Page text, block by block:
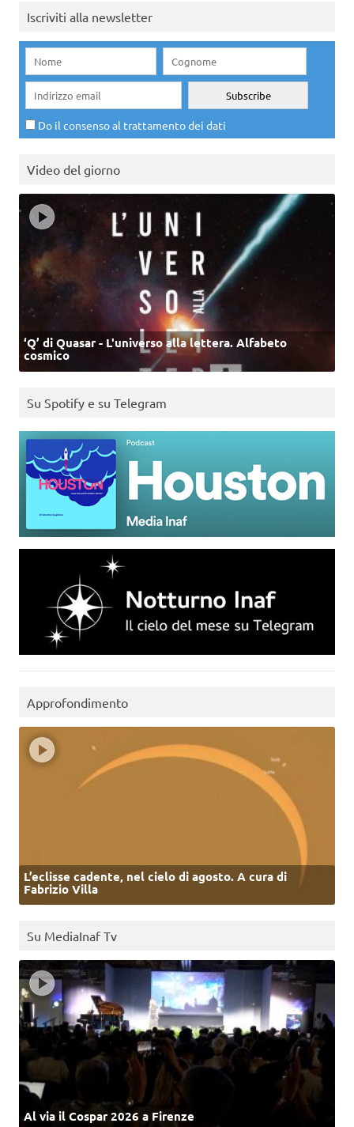
Iscriviti alla newsletter
Do il consenso al trattamento dei dati
Video del giorno
‘Q’ di Quasar - L'universo alla lettera. Alfabeto
cosmico
Su Spotify e su Telegram
Approfondimento
L’eclisse cadente, nel cielo di agosto. A cura di
Fabrizio Villa
Su MediaInaf Tv
Al via il Cospar 2026 a Firenze